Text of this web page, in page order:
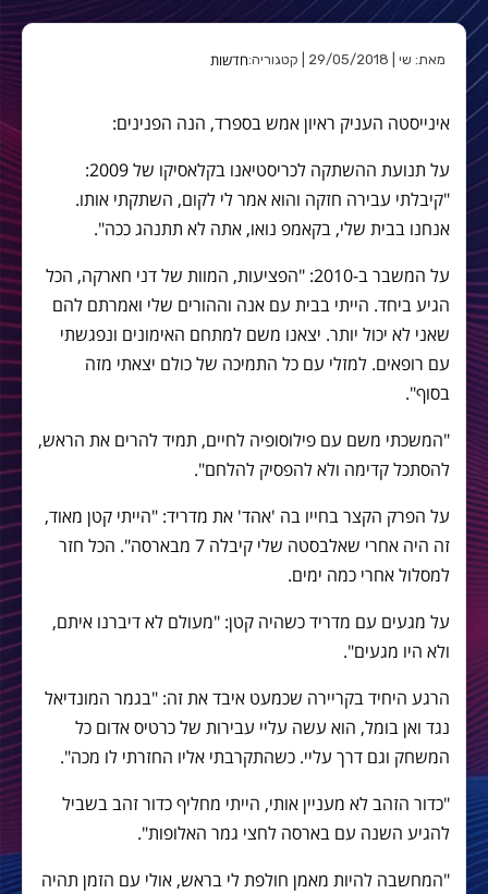
מאת: שי | 29/05/2018 | קטגוריה: חדשות
אינייסטה העניק ראיון אמש בספרד, הנה הפנינים:
על תנועת ההשתקה לכריסטיאנו בקלאסיקו של 2009:
"קיבלתי עבירה חזקה והוא אמר לי לקום, השתקתי אותו.
אנחנו בבית שלי, בקאמפ נואו, אתה לא תתנהג ככה".
על המשבר ב-2010: "הפציעות, המוות של דני חארקה, הכל
הגיע ביחד. הייתי בבית עם אנה וההורים שלי ואמרתם להם
שאני לא יכול יותר. יצאנו משם למתחם האימונים ונפגשתי
עם רופאים. למזלי עם כל התמיכה של כולם יצאתי מזה
בסוף".
"המשכתי משם עם פילוסופיה לחיים, תמיד להרים את הראש,
להסתכל קדימה ולא להפסיק להלחם".
על הפרק הקצר בחייו בה 'אהד' את מדריד: "הייתי קטן מאוד,
זה היה אחרי שאלבסטה שלי קיבלה 7 מבארסה". הכל חזר
למסלול אחרי כמה ימים.
על מגעים עם מדריד כשהיה קטן: "מעולם לא דיברנו איתם,
ולא היו מגעים".
הרגע היחיד בקריירה שכמעט איבד את זה: "בגמר המונדיאל
נגד ואן בומל, הוא עשה עליי עבירות של כרטיס אדום כל
המשחק וגם דרך עליי. כשהתקרבתי אליו החזרתי לו מכה".
"כדור הזהב לא מעניין אותי, הייתי מחליף כדור זהב בשביל
להגיע השנה עם בארסה לחצי גמר האלופות".
"המחשבה להיות מאמן חולפת לי בראש, אולי עם הזמן תהיה